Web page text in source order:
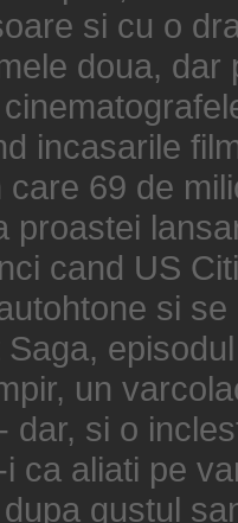
si cu o
doua,
incasarile
care 69 de
proastei
cand US
si
Saga,
un
dar, si o
ca aliati pe
gustul